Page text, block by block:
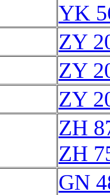
YK
ZY
ZY
ZY
ZH
ZH
GN